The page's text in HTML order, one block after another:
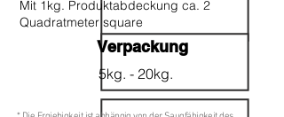
Mit 1kg. Produktabdeckung ca. 2
Quadratmeter square
Verpackung
5kg. - 20kg.